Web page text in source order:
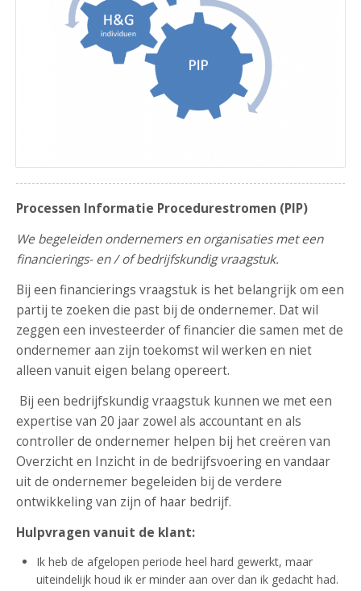
Processen Informatie Procedurestromen (PIP)
We begeleiden ondernemers en organisaties met een
financierings- en / of bedrijfskundig vraagstuk.
Bij een financierings vraagstuk is het belangrijk om een
partij te zoeken die past bij de ondernemer. Dat wil
zeggen een investeerder of financier die samen met de
ondernemer aan zijn toekomst wil werken en niet
alleen vanuit eigen belang opereert.
Bij een bedrijfskundig vraagstuk kunnen we met een
expertise van 20 jaar zowel als accountant en als
controller de ondernemer helpen bij het creëren van
Overzicht en Inzicht in de bedrijfsvoering en vandaar
uit de ondernemer begeleiden bij de verdere
ontwikkeling van zijn of haar bedrijf.
Hulpvragen vanuit de klant:
Ik heb de afgelopen periode heel hard gewerkt, maar
uiteindelijk houd ik er minder aan over dan ik gedacht had.